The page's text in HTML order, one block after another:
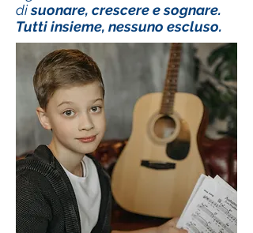
disuonare, crescere e sognare.
Tutti insieme, nessuno escluso.